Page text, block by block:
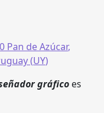
Pan de Azúcar,
(UY)
gráfico es